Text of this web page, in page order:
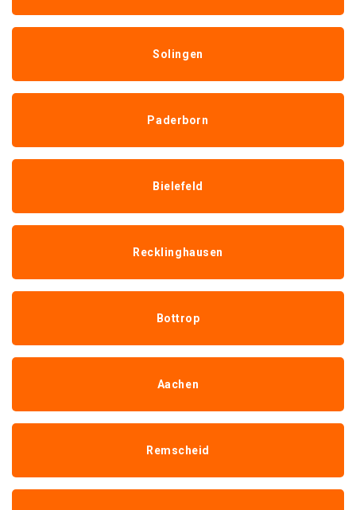
Solingen
Paderborn
Bielefeld
Recklinghausen
Bottrop
Aachen
Remscheid